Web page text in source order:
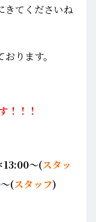
きてくださいね
ります。
！！！
13:00～(スタッ
(スタッフ)